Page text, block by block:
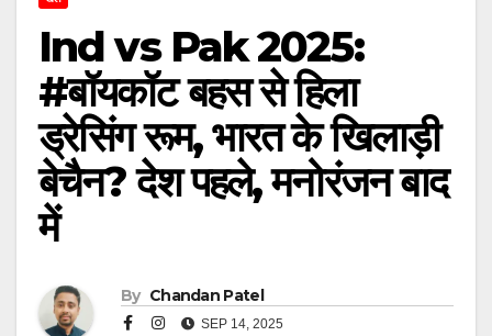
Ind vs Pak 2025:
#बॉयकॉट बहस से हिला
ड्रेसिंग रूम, भारत के खिलाड़ी
बेचैन? देश पहले, मनोरंजन बाद
में
By Chandan Patel
SEP 14, 2025